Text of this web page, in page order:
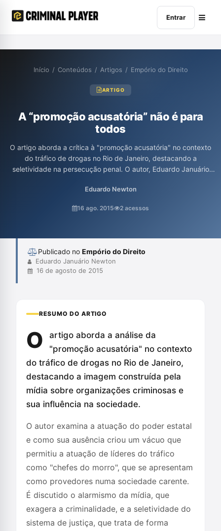
Entrar
Início / Conteúdos / Artigos / Empório do Direito
ARTIGO
A “promoção acusatória” não é para
todos
O artigo aborda a crítica à "promoção acusatória" no contexto
do tráfico de drogas no Rio de Janeiro, destacando a
seletividade na persecução penal. O autor, Eduardo Januário
organizações criminosas, resultando em uma aplicação desigual
carentes, que são julgados com rigor sem a devida
Eduardo Newton
16 ago. 2015 2 acessos
Publicado no Empório do Direito
Eduardo Januário Newton
16 de agosto de 2015
RESUMO DO ARTIGO
O
artigo aborda a análise da
"promoção acusatória" no contexto
do tráfico de drogas no Rio de Janeiro,
destacando a imagem construída pela
mídia sobre organizações criminosas e
sua influência na sociedade.
O autor examina a atuação do poder estatal
e como sua ausência criou um vácuo que
permitiu a atuação de líderes do tráfico
como "chefes do morro", que se apresentam
como provedores numa sociedade carente.
É discutido o alarmismo da mídia, que
exagera a criminalidade, e a seletividade do
sistema de justiça, que trata de forma